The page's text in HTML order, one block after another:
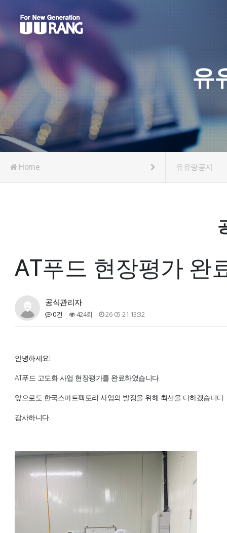
유
Home 유유랑공지
AT푸드 현장평가 완
공식관리자
0건 424회 26-05-21 13:32
안녕하세요!
AT푸드 고도화 사업 현장평가를 완료하였습니다.
앞으로도 한국스마트팩토리 사업의 발정을 위해 최선을 다하겠습니다.
감사하니다.